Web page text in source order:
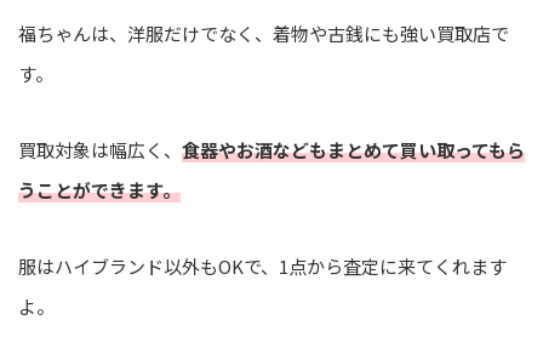
福ちゃんは、洋服だけでなく、着物や古銭にも強い買取店で
す。
買取対象は幅広く、 食器やお酒などもまとめて買い取ってもら
うことができます。
服はハイブランド以外もOKで、1点から査定に来てくれます
よ。